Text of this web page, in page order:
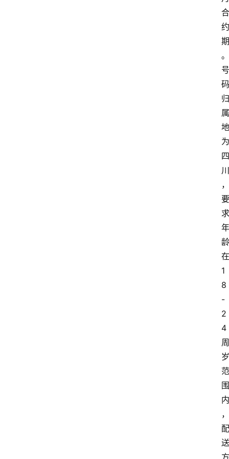
合
约
期
。
号
码
归
属
地
为
四
川
，
要
求
年
龄
在
1
8
-
2
4
周
岁
范
围
内
，
配
送
方